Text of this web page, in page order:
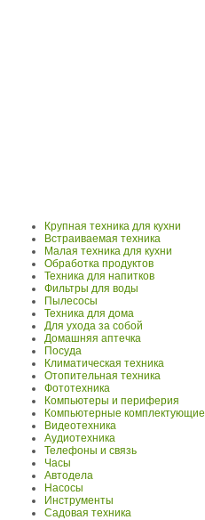
Крупная техника для кухни
Встраиваемая техника
Малая техника для кухни
Обработка продуктов
Техника для напитков
Фильтры для воды
Пылесосы
Техника для дома
Для ухода за собой
Домашняя аптечка
Посуда
Климатическая техника
Отопительная техника
Фототехника
Компьютеры и периферия
Компьютерные комплектующие
Видеотехника
Аудиотехника
Телефоны и связь
Часы
Автодела
Насосы
Инструменты
Садовая техника